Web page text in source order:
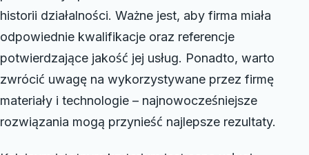
historii działalności. Ważne jest, aby firma miała
odpowiednie kwalifikacje oraz referencje
potwierdzające jakość jej usług. Ponadto, warto
zwrócić uwagę na wykorzystywane przez firmę
materiały i technologie – najnowocześniejsze
rozwiązania mogą przynieść najlepsze rezultaty.